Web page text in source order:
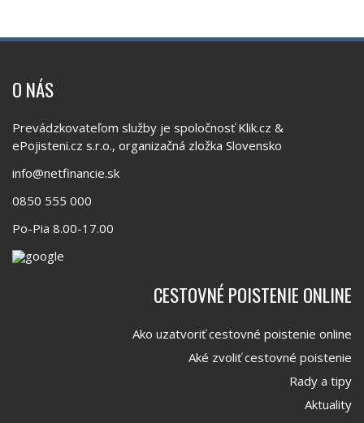
O NÁS
Prevádzkovateľom služby je spoločnosť Klik.cz &
ePojisteni.cz s.r.o., organizačná zložka Slovensko
info@netfinancie.sk
0850 555 000
Po-Pia 8.00-17.00
CESTOVNÉ POISTENIE ONLINE
Ako uzatvoriť cestovné poistenie online
Aké zvoliť cestovné poistenie
Rady a tipy
Aktuality